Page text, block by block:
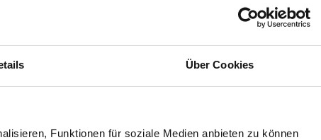
Über Cookies
Funktionen für soziale Medien anbieten zu können
und werden mittels E-Mail inkl. Gutscheincode verschickt.
der Warenkorbseite oder auf der Kassen-Seite eingetragen
/ Kreditkarte oder vor Ort in Bar bezahlt werden.